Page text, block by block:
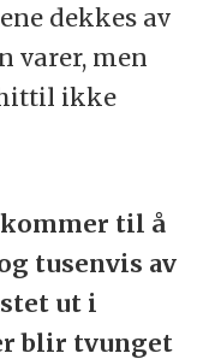
dekkes av
varer, men
ikke
til å
tusenvis av
ut i
blir tvunget